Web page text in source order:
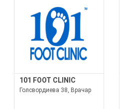
101 FOOT CLINIC
Голсвордиева 38, Врачар